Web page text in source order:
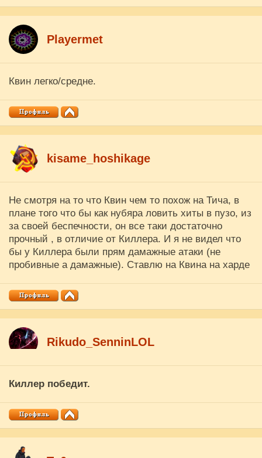
Playermet
Квин легко/средне.
kisame_hoshikage
Не смотря на то что Квин чем то похож на Тича, в
плане того что бы как нубяра ловить хиты в пузо, из
за своей беспечности, он все таки достаточно
прочный , в отличие от Киллера. И я не видел что
бы у Киллера были прям дамажные атаки (не
пробивные а дамажные). Ставлю на Квина на харде
Rikudo_SenninLOL
Киллер победит.